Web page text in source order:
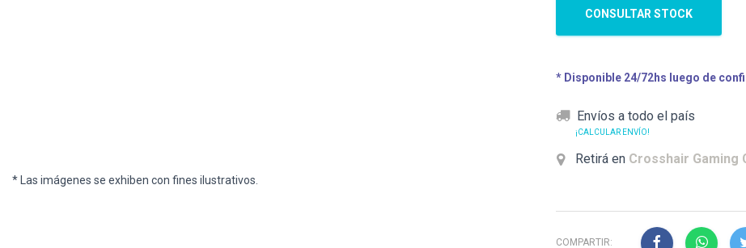
* Las imágenes se exhiben con fines ilustrativos.
CONSULTAR STOCK
* Disponible 24/72hs luego de
Envíos a todo el país
¡CALCULAR ENVÍO!
Retirá en Crosshair Gaming
COMPARTIR: